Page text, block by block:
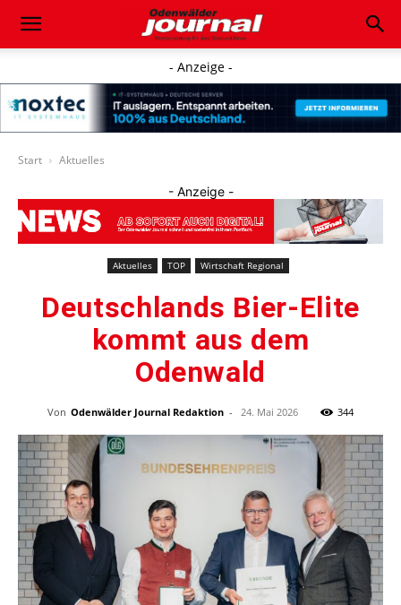
- Anzeige -
Start Aktuelles
- Anzeige -
Aktuelles TOP Wirtschaft Regional
Deutschlands Bier-Elite
kommt aus dem
Odenwald
Von Odenwälder Journal Redaktion - 24. Mai 2026 344